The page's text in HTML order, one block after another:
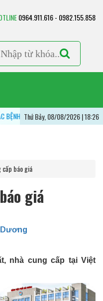
0964.911.616 - 0982.155.858
Thứ Bảy, 08/08/2026 | 18:26
LÝ HÔ HẤP - VÌ MỘT LÁ PHỔI KHỎE
cấp báo giá
giá
Dương
nhà cung cấp tại Việt